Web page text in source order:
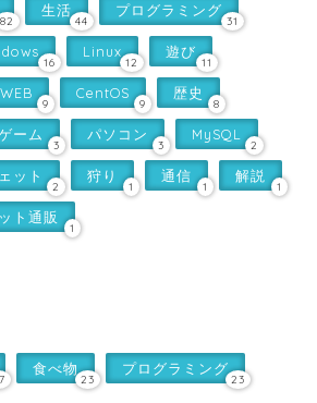
82
生活
44
プログラミング
31
16
Linux
12
遊び
11
WEB
9
CentOS
9
歴史
8
ーム
3
パソコン
3
MySQL
2
ット
2
狩り
1
通信
1
解説
1
ト通販
1
食べ物
23
プログラミング
23